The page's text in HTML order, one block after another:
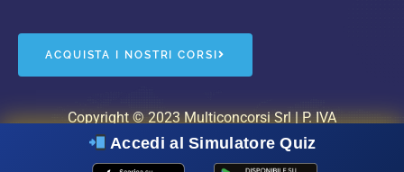
e
b
o
t
s
a
ACQUISTA I NOSTRI CORSI
Copyright © 2023 Multiconcorsi Srl | P. IVA
09995341212 | cookie policy|privacy policy| Powered
Accedi al Simulatore Quiz